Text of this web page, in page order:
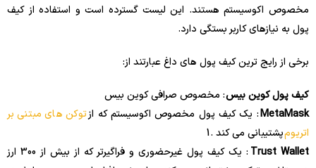
مخصوص اکوسیستم هستند. این لیست گسترده است و استفاده از کیف
پول به نیازهای کاربر بستگی دارد.
برخی از رایج ترین کیف پول های داغ عبارتند از:
کیف پول کوین بیس: مخصوص صرافی کوین بیس
MetaMask: یک کیف پول مخصوص اکوسیستم که ازتوکن های مبتنی بر
اتریومپشتیبانی می کند .1
Trust Wallet
: یک کیف پول غیرحضوری و فراگیرتر که از بیش از 300 ارز